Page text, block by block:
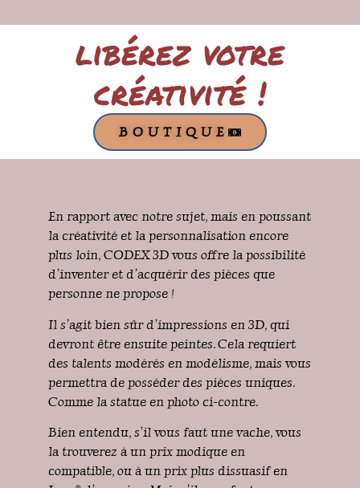
libérez votre
créativité !
BOUTIQUE
En rapport avec notre sujet, mais en poussant
la créativité et la personnalisation encore
plus loin, CODEX 3D vous offre la possibilité
d’inventer et d’acquérir des pièces que
personne ne propose !
Il s’agit bien sûr d’impressions en 3D, qui
devront être ensuite peintes. Cela requiert
des talents modérés en modélisme, mais vous
permettra de posséder des pièces uniques.
Comme la statue en photo ci-contre.
Bien entendu, s’il vous faut une vache, vous
la trouverez à un prix modique en
compatible, ou à un prix plus dissuasif en